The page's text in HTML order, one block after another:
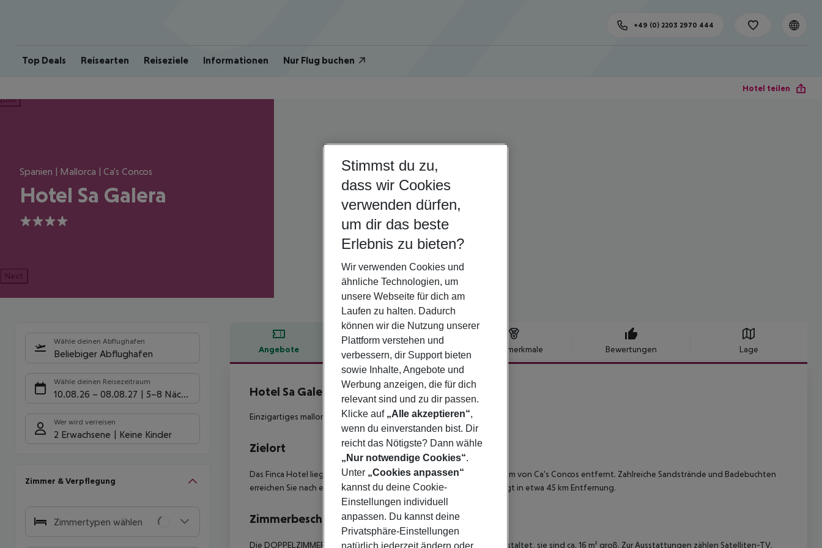
Top Deals Reisearten Reiseziele Informationen Nur Flug buchen
+49 (0) 2203 2970 444
Hotel teilen
Spanien | Mallorca | Ca's Concos
Hotel Sa Galera
4
Next
Wähle deinen Abflughafen
Beliebiger Abflughafen
Wähle deinen Reisezeitraum
10.08.26 – 08.08.27 5-8 Nächte
Wer wird verreisen
2 Erwachsene Keine Kinder
Zimmer & Verpflegung
Zimmertypen wählen
Angebote Hotelbeschreibung Hotelmerkmale Bewertungen Lage
Hotelbeschreibung
Hotel Sa Galera
4
Einzigartiges mallorquinisches Herrenhaus in unberührter Landschaft!
Zielort
Das Finca Hotel liegt in ländlicher mediterraner Umgebung etwa 1,5 km von Ca's Concos entfernt. Zahlreiche Sandstrände und Badebuchten
erreichen Sie nach etwa 7,5 km. Die Hauptstadt Palma de Mallorca liegt in etwa 45 km Entfernung.
Zimmerbeschreibung
Die DOPPELZIMMER (DOUBLE) sind modern und dennoch rustikal gestaltet, sie sind ca. 16 m² groß. Zur Ausstattungen zählen Satelliten-TV,
Stimmst du zu,
dass wir Cookies
verwenden dürfen,
um dir das beste
Erlebnis zu bieten?
Wir verwenden Cookies und
ähnliche Technologien, um
unsere Webseite für dich am
Laufen zu halten. Dadurch
können wir die Nutzung unserer
Plattform verstehen und
verbessern, dir Support bieten
sowie Inhalte, Angebote und
Werbung anzeigen, die für dich
relevant sind und zu dir passen.
Klicke auf „Alle akzeptieren“,
wenn du einverstanden bist. Dir
reicht das Nötigste? Dann wähle
„Nur notwendige Cookies“.
Unter „Cookies anpassen“
kannst du deine Cookie-
Einstellungen individuell
anpassen. Du kannst deine
Privatsphäre-Einstellungen
natürlich jederzeit ändern oder